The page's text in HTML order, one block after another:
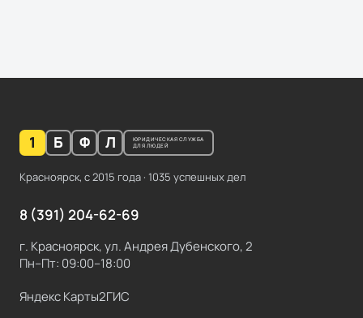
1 Б Ф Л
ЮРИДИЧЕСКАЯ СЛУЖБА
ДЛЯ ЛЮДЕЙ
Красноярск, с 2015 года · 1035 успешных дел
8 (391) 204-62-69
г. Красноярск, ул. Андрея Дубенского, 2
Пн–Пт: 09:00–18:00
Яндекс Карты2ГИС